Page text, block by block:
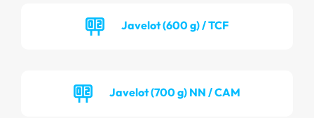
Javelot (600 g) / TCF
Javelot (700 g) NN / CAM